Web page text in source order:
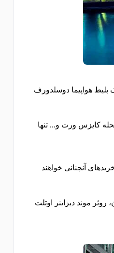
هواپیما دوسلدورف
کایزس ورت و... تنها
آنچنانی خواهند
موند دیزاینر اوتلت